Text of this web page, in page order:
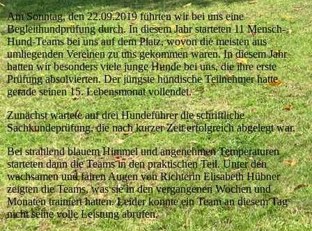
Am Sonntag, den 22.09.2019 führten wir bei uns eine
Begleithundprüfung durch. In diesem Jahr starteten 11 Mensch-
Hund-Teams bei uns auf dem Platz, wovon die meisten aus
umliegenden Vereinen zu uns gekommen waren. In diesem Jahr
hatten wir besonders viele junge Hunde bei uns, die ihre erste
Prüfung absolvierten. Der jüngste hündische Teilnehmer hatte
gerade seinen 15. Lebensmonat vollendet.
Zunächst wartete auf drei Hundeführer die schriftliche
Sachkundeprüfung, die nach kurzer Zeit erfolgreich abgelegt war.
Bei strahlend blauem Himmel und angenehmen Temperaturen
starteten dann die Teams in den praktischen Teil. Unter den
wachsamen und fairen Augen von Richterin Elisabeth Hübner
zeigten die Teams, was sie in den vergangenen Wochen und
Monaten trainiert hatten. Leider konnte ein Team an diesem Tag
nicht seine volle Leistung abrufen.